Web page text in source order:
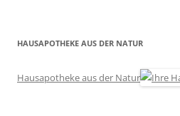
HAUSAPOTHEKE AUS DER NATUR
Hausapotheke aus der Natur